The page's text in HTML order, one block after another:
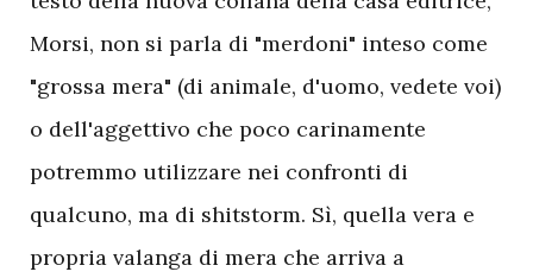
Morsi, non si parla di "merdoni" inteso come
"grossa mera" (di animale, d'uomo, vedete voi)
o dell'aggettivo che poco carinamente
potremmo utilizzare nei confronti di
qualcuno, ma di shitstorm. Sì, quella vera e
propria valanga di mera che arriva a